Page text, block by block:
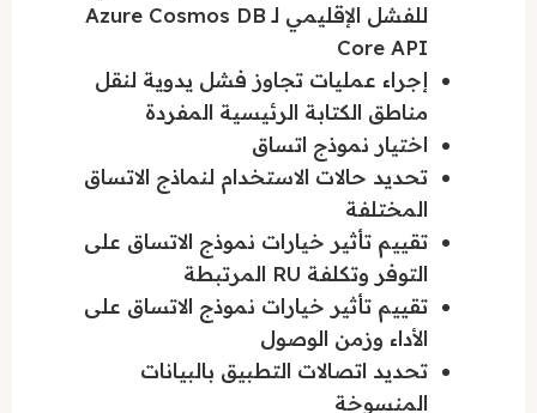
للفشل الإقليمي لـ Azure Cosmos DB
Core API
إجراء عمليات تجاوز فشل يدوية لنقل
مناطق الكتابة الرئيسية المفردة
اختيار نموذج اتساق
تحديد حالات الاستخدام لنماذج الاتساق
المختلفة
تقييم تأثير خيارات نموذج الاتساق على
التوفر وتكلفة RU المرتبطة
تقييم تأثير خيارات نموذج الاتساق على
الأداء وزمن الوصول
تحديد اتصالات التطبيق بالبيانات
المنسوخة